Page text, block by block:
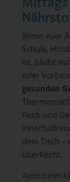
Wenn euer
Schule,
ist, bleibt
oder
gesunden
Thermomix
Fisch und
innerhalb
dem Tisch
überkocht.
Auch beim